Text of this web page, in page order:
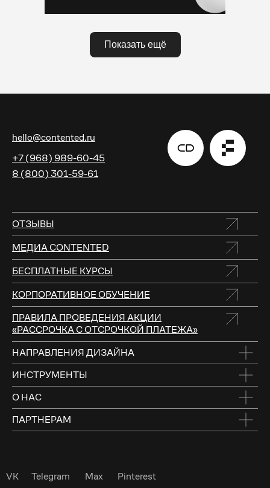
Показать ещё
hello@contented.ru
+7 (968) 989-60-45
8 (800) 301-59-61
ОТЗЫВЫ
МЕДИА CONTENTED
БЕСПЛАТНЫЕ КУРСЫ
КОРПОРАТИВНОЕ ОБУЧЕНИЕ
ПРАВИЛА ПРОВЕДЕНИЯ АКЦИИ
«РАССРОЧКА С ОТСРОЧКОЙ ПЛАТЕЖА»
НАПРАВЛЕНИЯ ДИЗАЙНА
ИНСТРУМЕНТЫ
О НАС
ПАРТНЕРАМ
Pinterest
Telegram Max
VK